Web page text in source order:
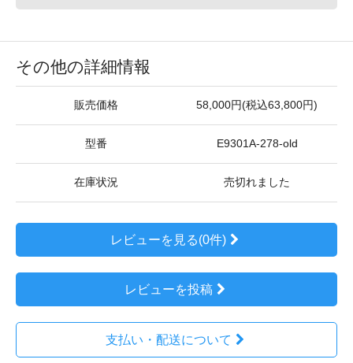
その他の詳細情報
販売価格 58,000円(税込63,800円)
型番 E9301A-278-old
在庫状況 売切れました
レビューを見る(0件)
レビューを投稿
支払い・配送について